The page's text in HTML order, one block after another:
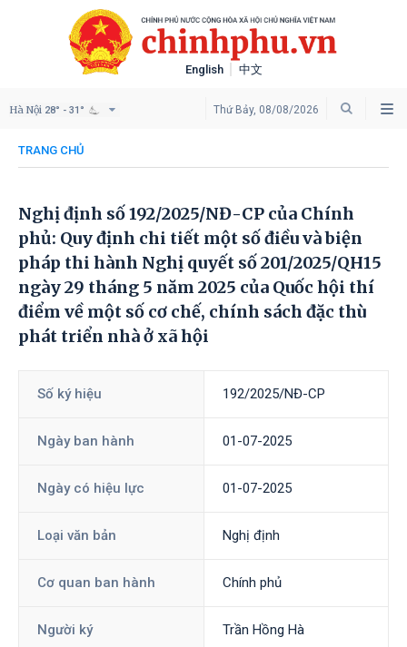
English 中文
Thứ Bảy, 08/08/2026
Hà Nội 28° - 31°
TRANG CHỦ
Nghị định số 192/2025/NĐ-CP của Chính
phủ: Quy định chi tiết một số điều và biện
pháp thi hành Nghị quyết số 201/2025/QH15
ngày 29 tháng 5 năm 2025 của Quốc hội thí
điểm về một số cơ chế, chính sách đặc thù
phát triển nhà ở xã hội
Số ký hiệu 192/2025/NĐ-CP
Ngày ban hành 01-07-2025
Ngày có hiệu lực 01-07-2025
Loại văn bản Nghị định
Cơ quan ban hành Chính phủ
Người ký Trần Hồng Hà